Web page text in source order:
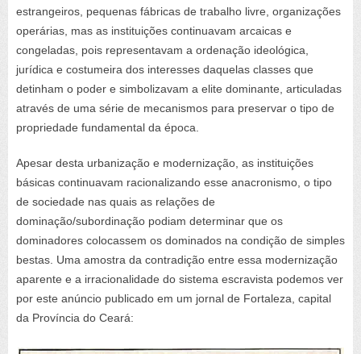
estrangeiros, pequenas fábricas de trabalho livre, organizações
operárias, mas as instituições continuavam arcaicas e
congeladas, pois representavam a ordenação ideológica,
jurídica e costumeira dos interesses daquelas classes que
detinham o poder e simbolizavam a elite dominante, articuladas
através de uma série de mecanismos para preservar o tipo de
propriedade fundamental da época.
Apesar desta urbanização e modernização, as instituições
básicas continuavam racionalizando esse anacronismo, o tipo
de sociedade nas quais as relações de
dominação/subordinação podiam determinar que os
dominadores colocassem os dominados na condição de simples
bestas. Uma amostra da contradição entre essa modernização
aparente e a irracionalidade do sistema escravista podemos ver
por este anúncio publicado em um jornal de Fortaleza, capital
da Província do Ceará: